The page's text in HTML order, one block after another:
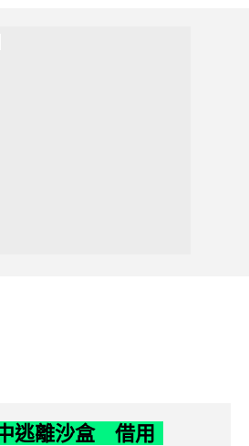
逃離沙盒 借用